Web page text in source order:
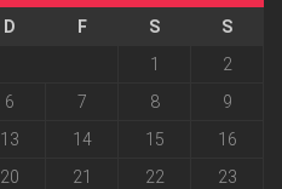
D F S
S
1
2
6 7 8
9
13 14 15
16
20 21 22
23